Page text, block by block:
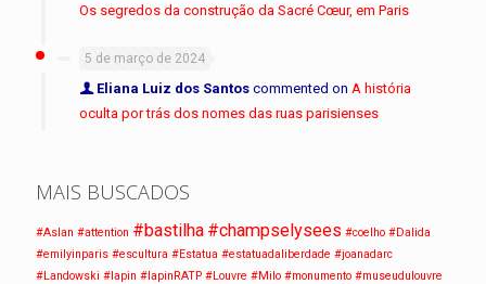
Os segredos da construção da Sacré Cœur, em Paris
5 de março de 2024
Eliana Luiz dos Santos commented on A história
oculta por trás dos nomes das ruas parisienses
MAIS BUSCADOS
#Aslan #attention #bastilha #champselysees #coelho #Dalida
#emilyinparis #escultura #Estatua #estatuadaliberdade #joanadarc
#Landowski #lapin #lapinRATP #Louvre #Milo #monumento #museudulouvre